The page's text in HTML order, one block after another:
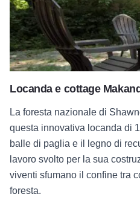
Locanda e cottage
La foresta nazionale di
questa innovativa locanda di
balle di paglia e il legno di
lavoro svolto per la sua
viventi sfumano il confine tra
foresta.